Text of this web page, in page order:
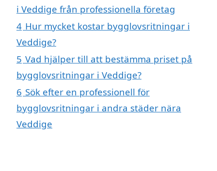
i Veddige från professionella företag
4 Hur mycket kostar bygglovsritningar i
Veddige?
5 Vad hjälper till att bestämma priset på
bygglovsritningar i Veddige?
6 Sök efter en professionell för
bygglovsritningar i andra städer nära
Veddige